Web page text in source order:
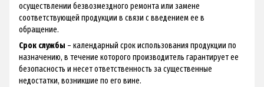
осуществлении безвозмездного ремонта или замене
соответствующей продукции в связи с введением ее в
обращение.
Срок службы – календарный срок использования продукции по
назначению, в течение которого производитель гарантирует ее
безопасность и несет ответственность за существенные
недостатки, возникшие по его вине.